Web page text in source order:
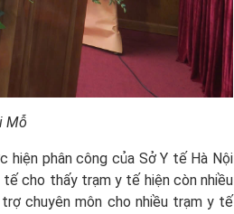
Mỗ
hiện phân công của Sở Y tế Hà Nội
cho thấy trạm y tế hiện còn nhiều
chuyên môn cho nhiều trạm y tế